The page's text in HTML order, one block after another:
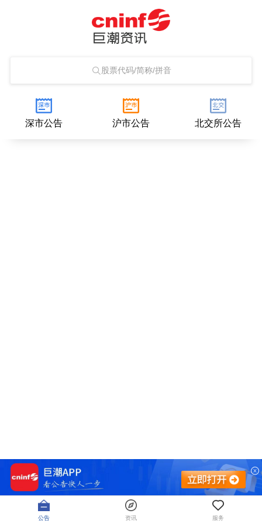
股票代码/简称/拼音
深市公告 沪市公告 北交所公告
公告 资讯 服务